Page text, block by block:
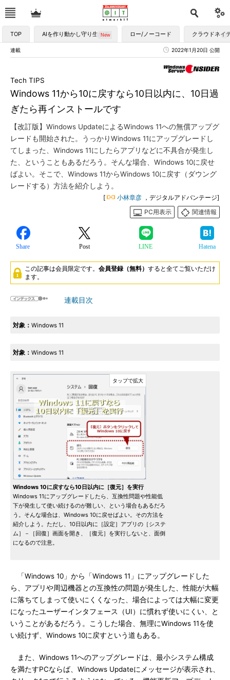
TOP AIを作り動かし守り生かす ロー/ノーコード クラウドネイ
連載 2022年1月20日 公開
Windows 11から10に戻すなら10日以内に、10日過
ぎたら再インストールです
Tech TIPS
【改訂版】Windows UpdateによるWindows 11への無償アップグ
レードも開始された。うっかりWindows 11にアップグレードし
てしまった、Windows 11にしたらアプリなどに不具合が発生し
た、ということもあるだろう。そんな場合、Windows 10に戻せ
ばよい。そこで、Windows 11からWindows 10に戻す（ダウング
レードする）方法を紹介しよう。
[ 小林章彦 ，デジタルアドバンテージ]
PC用表示
関連情報
Share Post LINE Hatena
この記事は会員限定です。 会員登録（無料） すると全てご覧いただけ
ます。
連載目次
対象： Windows 11
対象： Windows 11
Windows 10に戻すなら10日以内に［復元］を実行
Windows 11にアップグレードしたら、互換性問題や性能低
下が発生して使い続けるのが難しい、という場合もあるだろ
う。そんな場合は、Windows 10に戻せばよい。その方法を
紹介しよう。ただし、10日以内に［設定］アプリの［システ
ム］－［回復］画面を開き、［復元］を実行しないと、面倒
になるので注意。
「Windows 10」から「Windows 11」にアップグレードした
ら、アプリや周辺機器との互換性の問題が発生した、性能が大幅
に落ちてしまって使いにくくなった、場合によっては大幅に変更
になったユーザーインタフェース（UI）に慣れず使いにくい、と
いうことがあるだろう。こうした場合、無理にWindows 11を使
い続けず、Windows 10に戻すという道もある。
また、Windows 11へのアップグレードは、最小システム構成
を満たすPCならば、Windows Updateにメッセージが表示され、